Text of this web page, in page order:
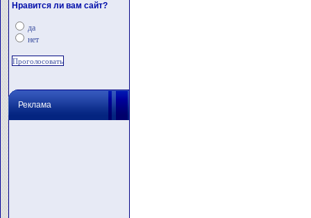
Нравится ли вам сайт?
да
нет
Реклама